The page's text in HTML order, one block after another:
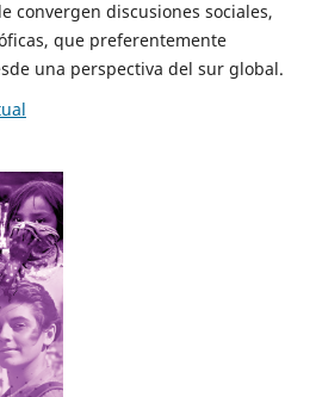
convergen discusiones sociales,
que preferentemente
una perspectiva del sur global.